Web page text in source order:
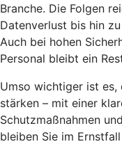
Branche. Die Folgen
Datenverlust bis hin
Auch bei hohen
Personal bleibt ein
Umso wichtiger ist es,
stärken – mit einer
Schutzmaßnahmen
bleiben Sie im